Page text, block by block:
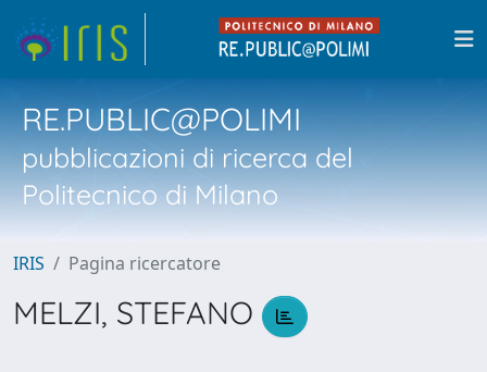
RE.PUBLIC@POLIMI
pubblicazioni di ricerca del
Politecnico di Milano
IRIS Pagina ricercatore
MELZI, STEFANO